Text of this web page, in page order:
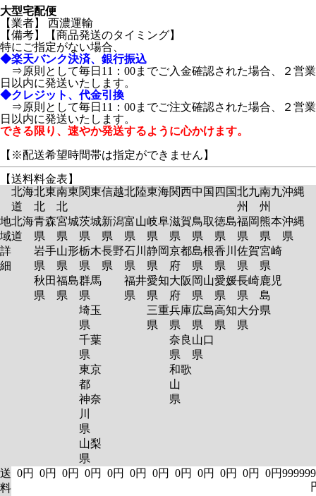
大型宅配便
【業者】 西濃運輸
【備考】
【商品発送のタイミング】
特にご指定がない場合、
◆楽天バンク決済、銀行振込
⇒原則として毎日11：00までご入金確認された場合、２営業
日以内に発送いたします。
◆クレジット、代金引換
⇒原則として毎日11：00までご注文確認された場合、２営業
日以内に発送いたします。
できる限り、速やか発送するように心かけます。
【※配送希望時間帯は指定ができません】
【送料料金表】
北海
道
北東
北
南東
北
関東信越北陸東海関西中国 四国北九
州
南九
州
沖縄
地
域
詳
細
北海
道
青森
県
岩手
県
秋田
県
宮城
県
山形
県
福島
県
茨城
県
栃木
県
群馬
県
埼玉
県
千葉
県
東京
都
神奈
川
県
山梨
県
新潟
県
長野
県
富山
県
石川
県
福井
県
岐阜
県
静岡
県
愛知
県
三重
県
滋賀
県
京都
府
大阪
府
兵庫
県
奈良
県
和歌
山
県
鳥取
県
島根
県
岡山
県
広島
県
山口
県
徳島
県
香川
県
愛媛
県
高知
県
福岡
県
佐賀
県
長崎
県
大分
県
熊本
県
宮崎
県
鹿児
島
県
沖縄
県
送
料
0円 0円 0円 0円 0円 0円 0円 0円 0円 0円 0円 0円